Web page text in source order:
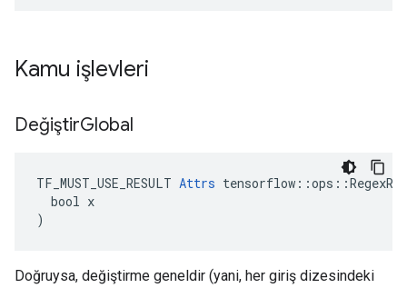
Kamu işlevleri
DeğiştirGlobal
TF_MUST_USE_RESULT Attrs
  bool x
)
Doğruysa, değiştirme geneldir (yani, her giriş dizesindeki